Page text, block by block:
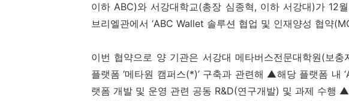
이하 ABC)와 서강대학교(총장 심종혁, 이하 서강대)가12월
브리엘관에서 ‘ABC Wallet 솔루션 협업 및 인재양성 협약
이번 협약으로 양 기관은 서강대 메타버스전문대학원(보충
플랫폼 ‘메타원 캠퍼스(*)’ 구축과 관련해 ▲해당 플랫폼 내 ‘
랫폼 개발 및 운영 관련 공동 R&D(연구개발) 및 과제 수행